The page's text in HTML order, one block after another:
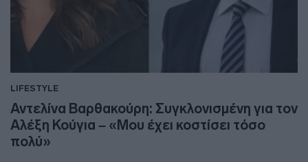
LIFESTYLE
Αντελίνα Βαρθακούρη: Συγκλονισμένη για τον
Αλέξη Κούγια – «Μου έχει κοστίσει τόσο
πολύ»